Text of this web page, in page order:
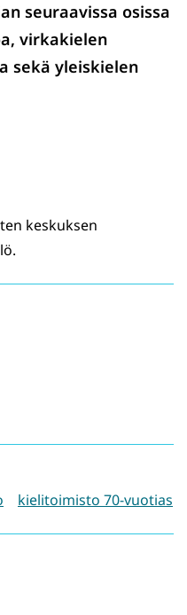
seuraavissa osissa
virkakielen
sekä yleiskielen
keskuksen
kielitoimisto 70-vuotias